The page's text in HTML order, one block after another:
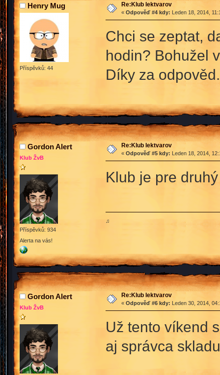
Henry Mug
Příspěvků: 44
Re:Klub lektvarov
« Odpověď #4 kdy: Leden 18, 2014,
Chci se zeptat,
hodin? Bohužel
Díky za odpověd.
Gordon Alert
Klub ŽvB
Příspěvků: 934
Alerta na vás!
Re:Klub lektvarov
« Odpověď #5 kdy: Leden 18, 2014,
Klub je pre
♫
Gordon Alert
Klub ŽvB
Re:Klub lektvarov
« Odpověď #6 kdy: Leden 30, 2014,
Už tento víkend
aj správca